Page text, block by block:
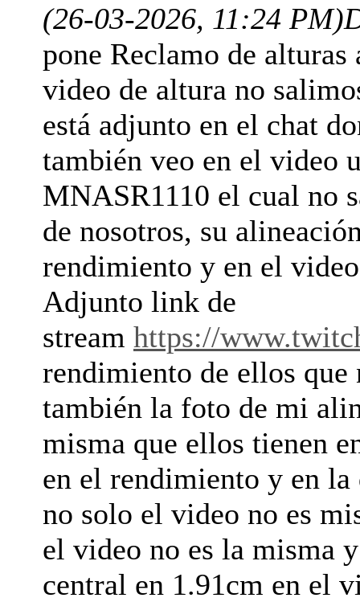
(26-03-2026, 11:24 PM)
pone Reclamo de
video de altura no
está adjunto en el chat
también veo en el video
MNASR1110 el cual no
de nosotros, su
rendimiento y en el
Adjunto link de
stream https://
rendimiento de ellos que
también la foto de mi
misma que ellos tienen
en el rendimiento y en
no solo el video no es
el video no es la misma
central en 1.91cm en el